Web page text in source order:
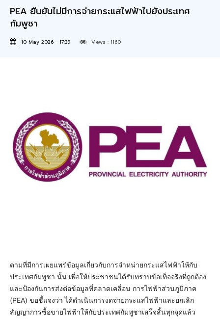
PEA ยืนยันไม่มีการจ่ายกระแสไฟฟ้าไปยังประเทศ
กัมพูชา
10 May 2026 - 17:39 Views : 1160
ตามที่มีการเผยแพร่ข้อมูลเกี่ยวกับการจำหน่ายกระแสไฟฟ้าให้กับ
ประเทศกัมพูชา นั้น เพื่อให้ประชาชนได้รับทราบข้อเท็จจริงที่ถูกต้อง
และป้องกันการส่งต่อข้อมูลที่คลาดเคลื่อน การไฟฟ้าส่วนภูมิภาค
(PEA) ขอชี้แจงว่า ได้ดำเนินการงดจ่ายกระแสไฟฟ้าและยกเลิก
สัญญาการซื้อขายไฟฟ้าให้กับประเทศกัมพูชาเสร็จสิ้นทุกจุดแล้ว